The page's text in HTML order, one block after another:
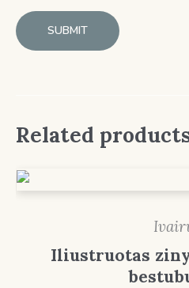
Related
Iliustruotas